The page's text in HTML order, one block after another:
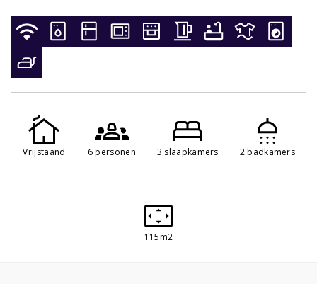
Vrijstaand 6 personen 3 slaapkamers 2 badkamers
115m2